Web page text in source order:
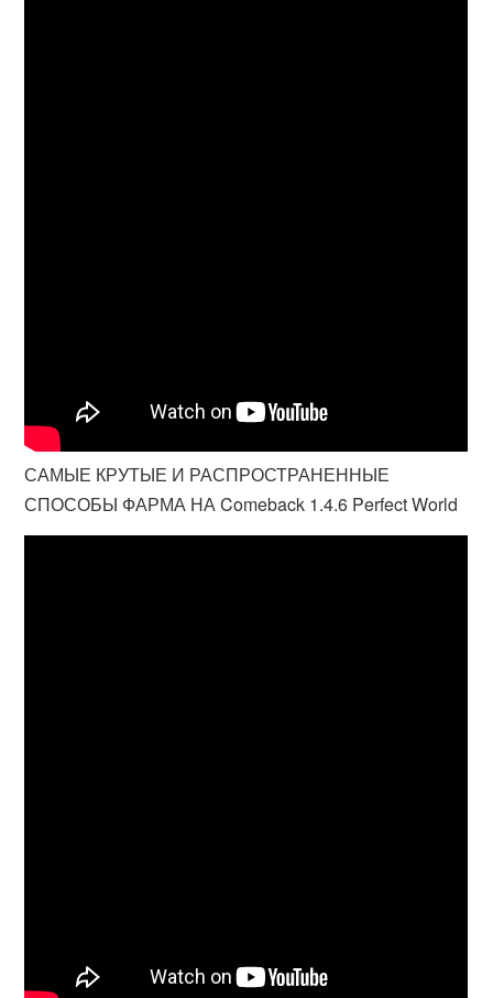
САМЫЕ КРУТЫЕ И РАСПРОСТРАНЕННЫЕ
СПОСОБЫ ФАРМА НА Comeback 1.4.6 Perfect World